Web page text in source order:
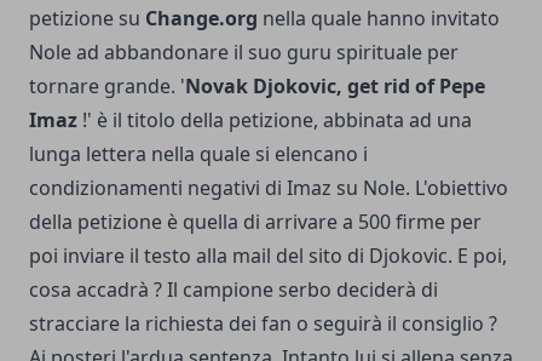
petizione su Change.org nella quale hanno invitato
Nole ad abbandonare il suo guru spirituale per
tornare grande. 'Novak Djokovic, get rid of Pepe
Imaz !' è il titolo della petizione, abbinata ad una
lunga lettera nella quale si elencano i
condizionamenti negativi di Imaz su Nole. L'obiettivo
della petizione è quella di arrivare a 500 firme per
poi inviare il testo alla mail del sito di Djokovic. E poi,
cosa accadrà ? Il campione serbo deciderà di
stracciare la richiesta dei fan o seguirà il consiglio ?